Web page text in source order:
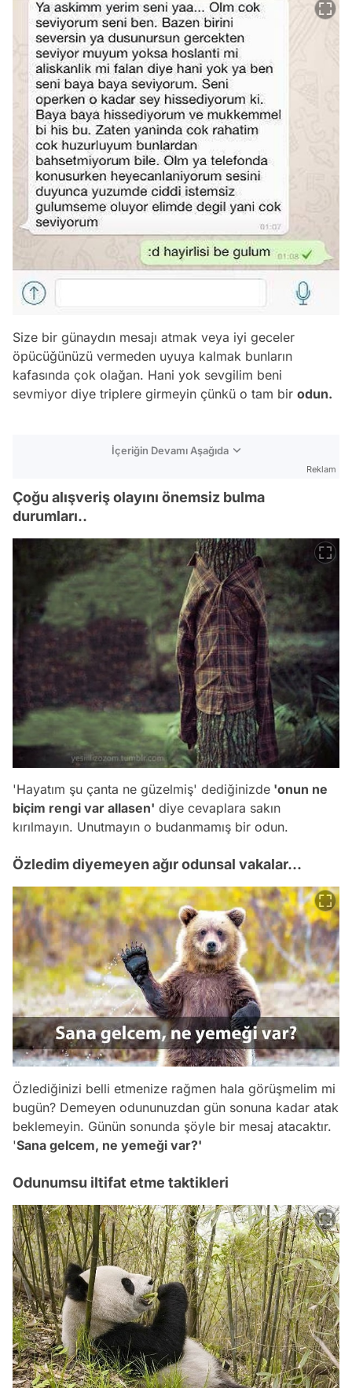
Size bir günaydın mesajı atmak veya iyi geceler
öpücüğünüzü vermeden uyuya kalmak bunların
kafasında çok olağan. Hani yok sevgilim beni
sevmiyor diye triplere girmeyin çünkü o tam bir odun.
İçeriğin Devamı Aşağıda
Reklam
Çoğu alışveriş olayını önemsiz bulma
durumları..
'Hayatım şu çanta ne güzelmiş' dediğinizde 'onun ne
biçim rengi var allasen' diye cevaplara sakın
kırılmayın. Unutmayın o budanmamış bir odun.
Özledim diyemeyen ağır odunsal vakalar...
Özlediğinizi belli etmenize rağmen hala görüşmelim mi
bugün? Demeyen odununuzdan gün sonuna kadar atak
beklemeyin. Günün sonunda şöyle bir mesaj atacaktır.
'Sana gelcem, ne yemeği var?'
Odunumsu iltifat etme taktikleri